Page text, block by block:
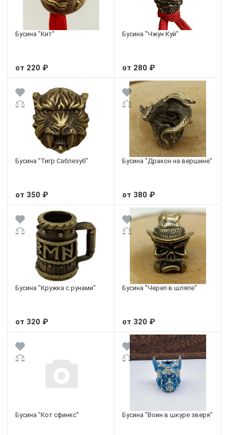
Бусина "Кит"
от 220 ₽
Бусина "Чжун Куй"
от 280 ₽
Бусина "Тигр Саблезуб"
от 350 ₽
Бусина "Дракон на вершине"
от 380 ₽
Бусина "Кружка с рунами"
от 320 ₽
Бусина "Череп в шляпе"
от 320 ₽
Бусина "Кот сфинкс" Бусина "Воин в шкуре зверя"